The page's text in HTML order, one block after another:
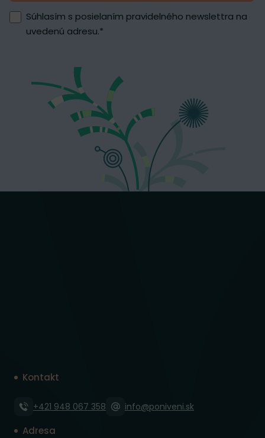
Súhlasím s posielaním pravidelného newslettra na
uvedenú adresu.*
Kontakt
+421 948 067 358 info@poniveni.sk
Adresa